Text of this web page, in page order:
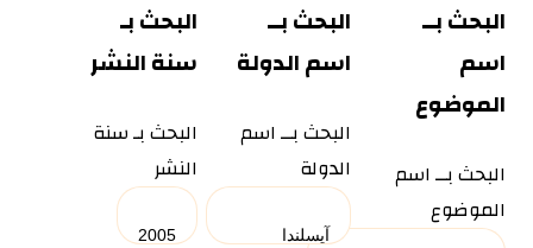
البحث بــ
اسم
الموضوع
البحث بــ اسم
الموضوع
البحث بــ
اسم الدولة
البحث بــ اسم
الدولة
البحث بـ
سنة النشر
البحث بـ سنة
النشر